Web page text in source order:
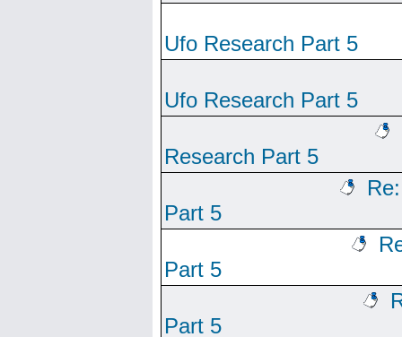
Ufo Research Part 5
Ufo Research Part 5
Research Part 5
Part 5
Part 5
Part 5